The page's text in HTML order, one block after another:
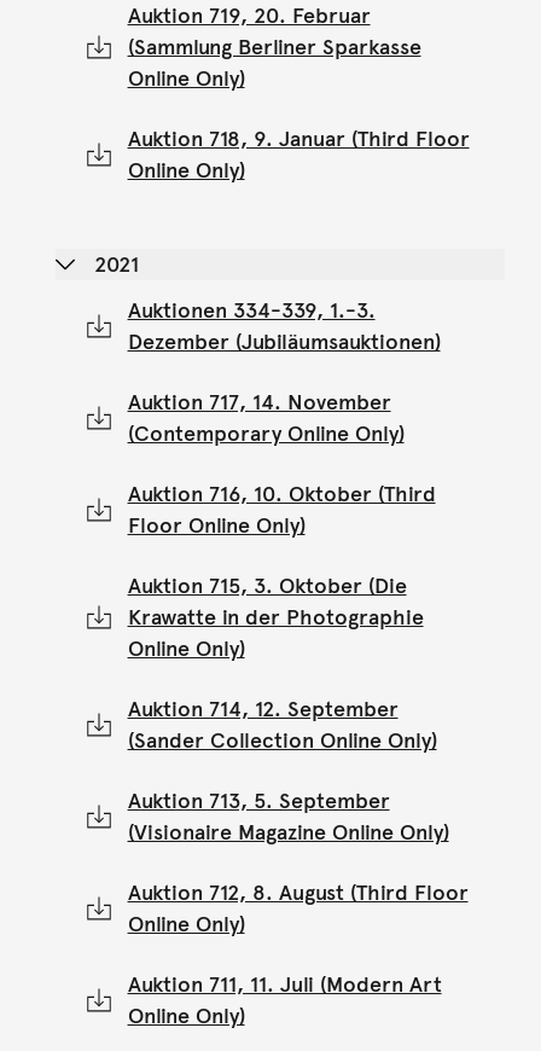
Auktion 719, 20. Februar
(Sammlung Berliner Sparkasse
Online Only)
Auktion 718, 9. Januar (Third Floor
Online Only)
2021
Auktionen 334-339, 1.-3.
Dezember (Jubiläumsauktionen)
Auktion 717, 14. November
(Contemporary Online Only)
Auktion 716, 10. Oktober (Third
Floor Online Only)
Auktion 715, 3. Oktober (Die
Krawatte in der Photographie
Online Only)
Auktion 714, 12. September
(Sander Collection Online Only)
Auktion 713, 5. September
(Visionaire Magazine Online Only)
Auktion 712, 8. August (Third Floor
Online Only)
Auktion 711, 11. Juli (Modern Art
Online Only)